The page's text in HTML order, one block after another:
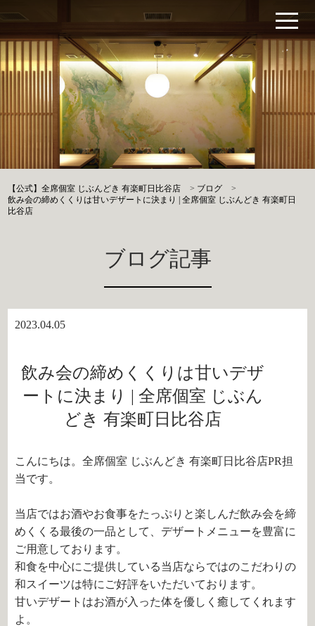
【公式】全席個室 じぶんどき 有楽町日比谷店 > ブログ
>
飲み会の締めくくりは甘いデザートに決まり | 全席個室 じぶんどき 有楽町日
比谷店
ブログ記事
2023.04.05
飲み会の締めくくりは甘いデザ
ートに決まり | 全席個室 じぶん
どき 有楽町日比谷店
こんにちは。全席個室 じぶんどき 有楽町日比谷店PR担
当です。
当店ではお酒やお食事をたっぷりと楽しんだ飲み会を締
めくくる最後の一品として、デザートメニューを豊富に
ご用意しております。
和食を中心にご提供している当店ならではのこだわりの
和スイーツは特にご好評をいただいております。
甘いデザートはお酒が入った体を優しく癒してくれます
よ。